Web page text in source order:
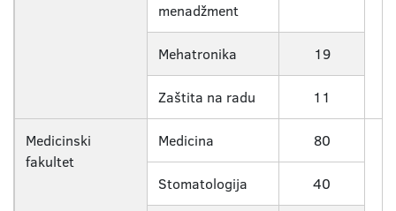
menadžment
Mehatronika 19
Zaštita na radu 11
Medicinski
fakultet
Medicina 80
Stomatologija 40